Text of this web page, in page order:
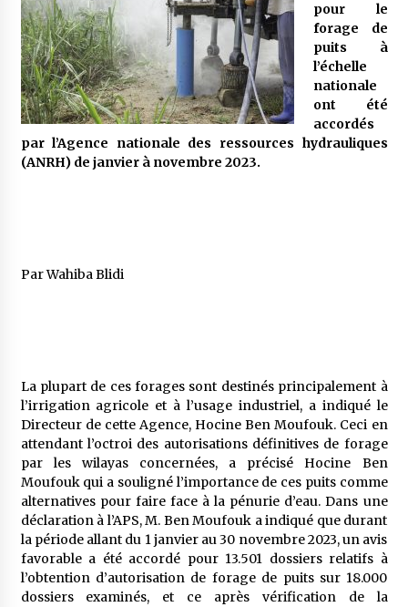
Le bouc de l’Au-delà
5 ans ago
Le monstrueux vieillard (Un récit du Sud
algérien)
5 ans ago
5 ans ago
pour le
forage de
puits à
l’échelle
nationale
ont été
accordés
par l’Agence nationale des ressources hydrauliques
(ANRH) de janvier à novembre 2023.
Par Wahiba Blidi
La plupart de ces forages sont destinés principalement à
l’irrigation agricole et à l’usage industriel, a indiqué le
Directeur de cette Agence, Hocine Ben Moufouk. Ceci en
attendant l’octroi des autorisations définitives de forage
par les wilayas concernées, a précisé Hocine Ben
Moufouk qui a souligné l’importance de ces puits comme
alternatives pour faire face à la pénurie d’eau. Dans une
déclaration à l’APS, M. Ben Moufouk a indiqué que durant
la période allant du 1 janvier au 30 novembre 2023, un avis
favorable a été accordé pour 13.501 dossiers relatifs à
l’obtention d’autorisation de forage de puits sur 18.000
dossiers examinés, et ce après vérification de la